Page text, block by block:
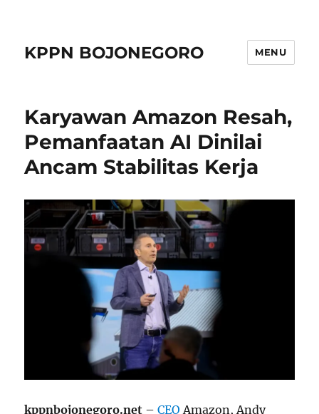
KPPN BOJONEGORO MENU
Karyawan Amazon Resah,
Pemanfaatan AI Dinilai
Ancam Stabilitas Kerja
kppnbojonegoro.net –CEO Amazon, Andy